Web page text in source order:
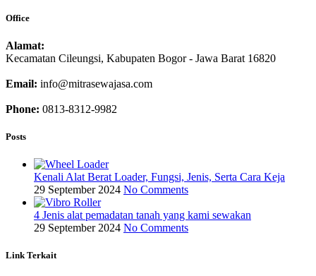
Office
Alamat:
Kecamatan Cileungsi, Kabupaten Bogor - Jawa Barat 16820
Email: info@mitrasewajasa.com
Phone: 0813-8312-9982
Posts
Kenali Alat Berat Loader, Fungsi, Jenis, Serta Cara Keja
29 September 2024 No Comments
4 Jenis alat pemadatan tanah yang kami sewakan
29 September 2024 No Comments
Link Terkait